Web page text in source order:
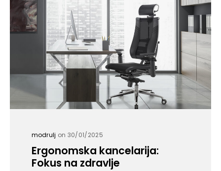
modrulj on 30/01/2025
Ergonomska kancelarija:
Fokus na zdravlje